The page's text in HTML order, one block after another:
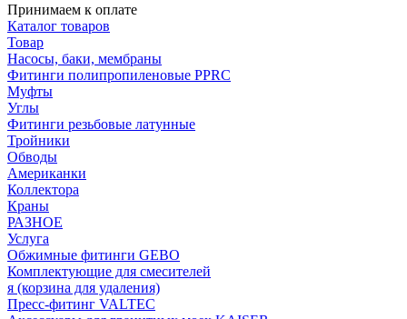
Принимаем к оплате
Каталог товаров
Товар
Насосы, баки, мембраны
Фитинги полипропиленовые PPRC
Муфты
Углы
Фитинги резьбовые латунные
Тройники
Обводы
Американки
Коллектора
Краны
РАЗНОЕ
Услуга
Обжимные фитинги GEBO
Комплектующие для смесителей
я (корзина для удаления)
Пресс-фитинг VALTEC